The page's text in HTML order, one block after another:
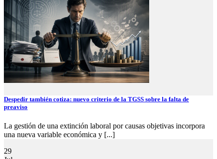
Despedir también cotiza: nuevo criterio de la TGSS sobre la falta de
preaviso
La gestión de una extinción laboral por causas objetivas incorpora
una nueva variable económica y [...]
29